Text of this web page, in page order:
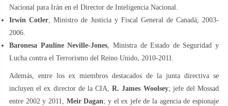
Nacional para Irán en el Director de Inteligencia Nacional.
Irwin Cotler , Ministro de Justicia y Fiscal General de Canadá, 2003-
2006.
Baronesa Pauline Neville-Jones , Ministra de Estado de Seguridad y
Lucha contra el Terrorismo del Reino Unido, 2010-2011.
Además, entre los ex miembros destacados de la junta directiva se
incluyen el ex director de la CIA,R. James Woolsey; jefe del Mossad
entre 2002 y 2011, Meir Dagan; y el ex jefe de la agencia de espionaje